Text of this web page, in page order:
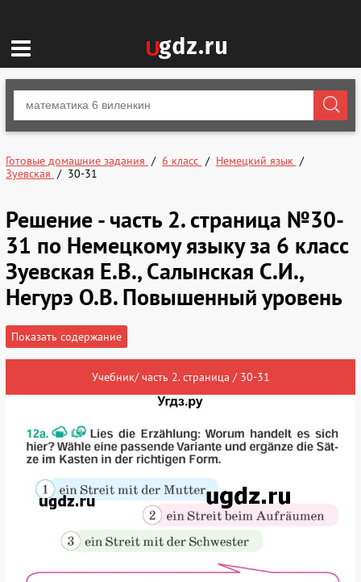
Готовые домашние задания 6 класс
Немецкий язык
Зуевская
30-31
Решение - часть 2. страница №30-
31 по Немецкому языку за 6 класс
Зуевская Е.В., Салынская С.И.,
Негурэ О.В. Повышенный уровень
Показать содержание
Учебник/ часть 2. страница / 30-31